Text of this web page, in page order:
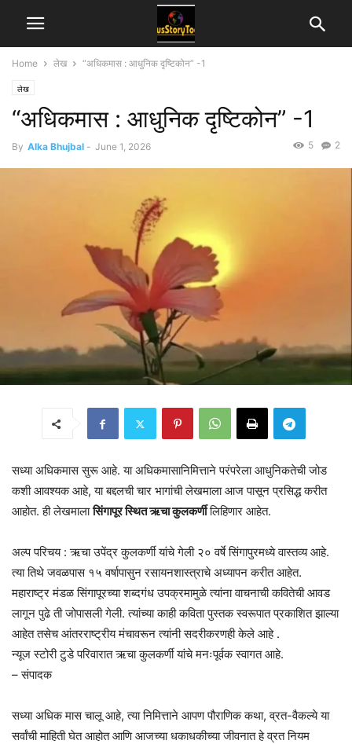
Home लेख “अधिकमास : आधुनिक दृष्टिकोन” -1
लेख
“अधिकमास : आधुनिक दृष्टिकोन” -1
By Alka Bhujbal - June 1, 2026 2
5
सध्या अधिकमास सुरू आहे. या अधिकमासानिमित्ताने परंपरेला आधुनिकतेची जोड
कशी आवश्यक आहे, या बद्दलची चार भागांची लेखमाला आज पासून प्रसिद्ध करीत
आहोत. ही लेखमालासिंगापूर स्थित ऋचा कुलकर्णीलिहिणार आहेत.
अल्प परिचय : ऋचा उपेंद्र कुलकर्णी यांचे गेली २० वर्षे सिंगापुरमध्ये वास्तव्य आहे.
त्या तिथे जवळपास १५ वर्षापासुन रसायनशास्त्राचे अध्यापन करीत आहेत.
महाराष्ट्र मंडळ सिंगापूरच्या शब्दगंध उपक्रमामुळे त्यांना वाचनाची कवितेची आवड
लागून पुढे ती जोपासली गेली. त्यांच्या काही कविता पुस्तक स्वरूपात प्रकाशित झाल्या
आहेत तसेच आंतरराष्ट्रीय मंचावरून त्यांनी सदरीकरणही केले आहे .
न्यूज स्टोरी टुडे परिवारात ऋचा कुलकर्णी यांचे मनःपूर्वक स्वागत आहे.
– संपादक
सध्या अधिक मास चालू आहे, त्या निमित्ताने आपण पौराणिक कथा, व्रत-वैकल्ये या
सर्वांची माहिती घेत आहोत आणि आजच्या धकाधकीच्या जीवनात हे व्रत नियम